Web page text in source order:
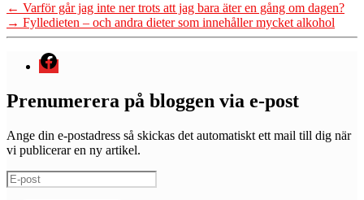
← Varför går jag inte ner trots att jag bara äter en gång om dagen?
→ Fylledieten – och andra dieter som innehåller mycket alkohol
Menyval
Prenumerera på bloggen via e-post
Ange din e-postadress så skickas det automatiskt ett mail till dig när
vi publicerar en ny artikel.
E-
post